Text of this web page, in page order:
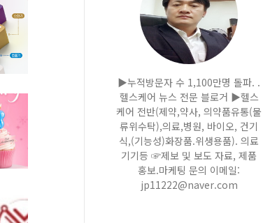
▶누적방문자 수 1,100만명 돌파. .
헬스케어 뉴스 전문 블로거 ▶헬스
케어 전반(제약,약사, 의약품유통(물
류위수탁),의료,병원, 바이오, 건기
식,(기능성)화장품.위생용품). 의료
기기등 ☞제보 및 보도 자료, 제품
홍보.마케팅 문의 이메일:
jp11222@naver.com